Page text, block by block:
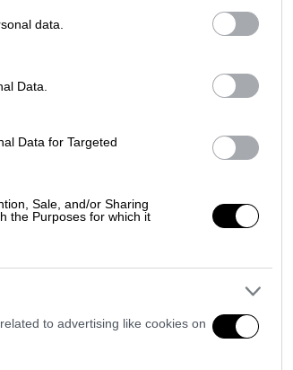
data.
Data.
Data for Targeted
Sale, and/or Sharing
the Purposes for which it
to advertising like cookies on
παραγόμενα
χώρες του
το
ανίχνευση
μεΟυκρανούς
έγινε
και άνοιγμα